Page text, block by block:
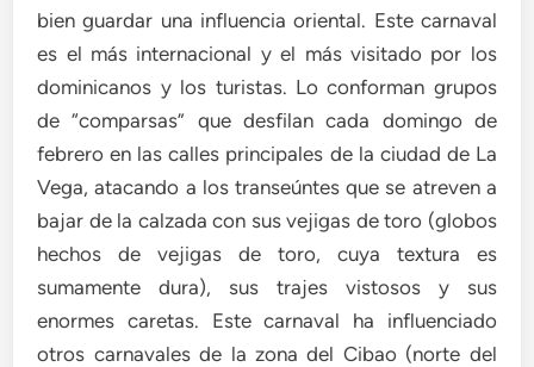
bien guardar una influencia oriental. Este carnaval
es el más internacional y el más visitado por los
dominicanos y los turistas. Lo conforman grupos
de “comparsas” que desfilan cada domingo de
febrero en las calles principales de la ciudad de La
Vega, atacando a los transeúntes que se atreven a
bajar de la calzada con sus vejigas de toro (globos
hechos de vejigas de toro, cuya textura es
sumamente dura), sus trajes vistosos y sus
enormes caretas. Este carnaval ha influenciado
otros carnavales de la zona del Cibao (norte del